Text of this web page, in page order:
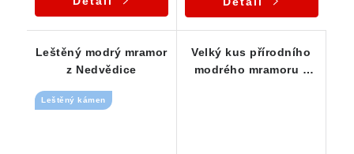
Leštěný modrý mramor
z Nedvědice
Leštěný kámen
Velký kus přírodního
modrého mramoru z